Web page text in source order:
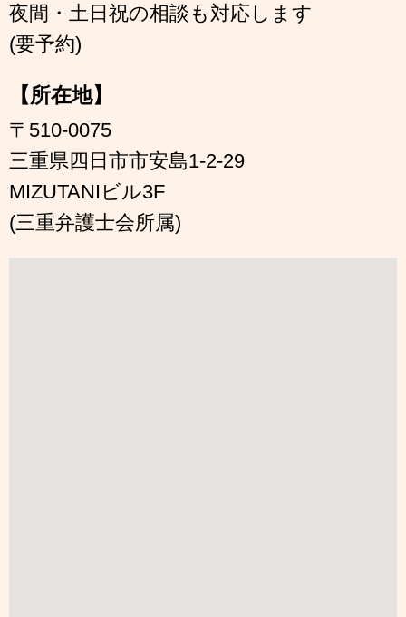
夜間・土日祝の相談も対応します
(要予約)
【所在地】
〒510-0075
三重県四日市市安島1-2-29
MIZUTANIビル3F
(三重弁護士会所属)